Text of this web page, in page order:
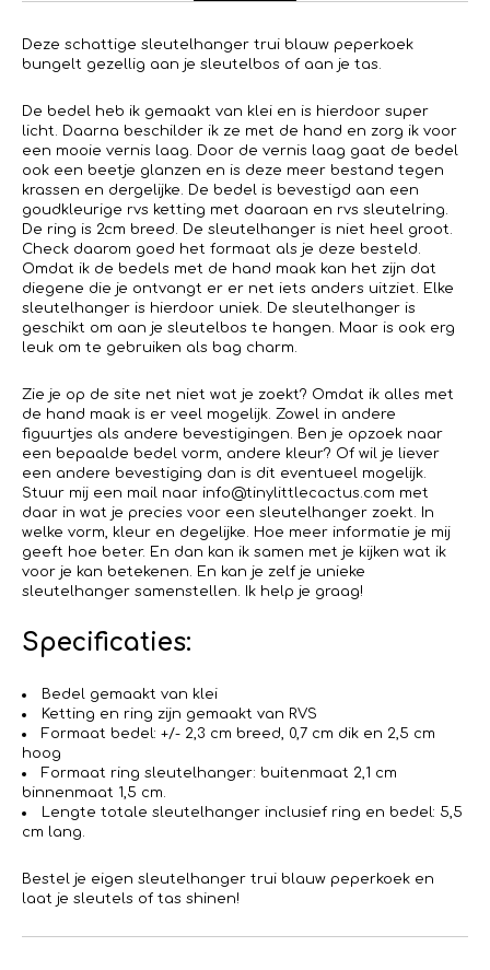
Deze schattige sleutelhanger trui blauw peperkoek
bungelt gezellig aan je sleutelbos of aan je tas.
De bedel heb ik gemaakt van klei en is hierdoor super
licht. Daarna beschilder ik ze met de hand en zorg ik voor
een mooie vernis laag. Door de vernis laag gaat de bedel
ook een beetje glanzen en is deze meer bestand tegen
krassen en dergelijke. De bedel is bevestigd aan een
goudkleurige rvs ketting met daaraan en rvs sleutelring.
De ring is 2cm breed. De sleutelhanger is niet heel groot.
Check daarom goed het formaat als je deze besteld.
Omdat ik de bedels met de hand maak kan het zijn dat
diegene die je ontvangt er er net iets anders uitziet. Elke
sleutelhanger is hierdoor uniek. De sleutelhanger is
geschikt om aan je sleutelbos te hangen. Maar is ook erg
leuk om te gebruiken als bag charm.
Zie je op de site net niet wat je zoekt? Omdat ik alles met
de hand maak is er veel mogelijk. Zowel in andere
figuurtjes als andere bevestigingen. Ben je opzoek naar
een bepaalde bedel vorm, andere kleur? Of wil je liever
een andere bevestiging dan is dit eventueel mogelijk.
Stuur mij een mail naar info@tinylittlecactus.com met
daar in wat je precies voor een sleutelhanger zoekt. In
welke vorm, kleur en degelijke. Hoe meer informatie je mij
geeft hoe beter. En dan kan ik samen met je kijken wat ik
voor je kan betekenen. En kan je zelf je unieke
sleutelhanger samenstellen. Ik help je graag!
Specificaties:
Bedel gemaakt van klei
Ketting en ring zijn gemaakt van RVS
Formaat bedel: +/- 2,3 cm breed, 0,7 cm dik en 2,5 cm
hoog
Formaat ring sleutelhanger: buitenmaat 2,1 cm
binnenmaat 1,5 cm.
Lengte totale sleutelhanger inclusief ring en bedel: 5,5
cm lang.
Bestel je eigen sleutelhanger trui blauw peperkoek en
laat je sleutels of tas shinen!